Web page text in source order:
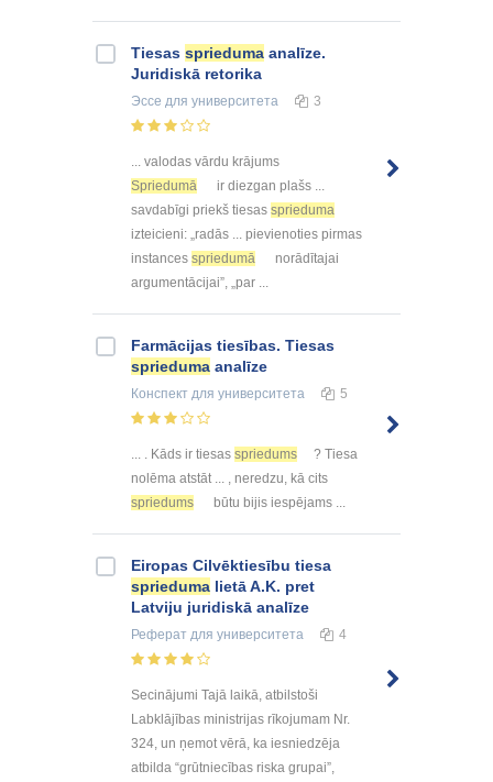
Tiesas sprieduma analīze.
Juridiskā retorika
Эссе для университета 3
... valodas vārdu krājums
Spriedumā
ir diezgan plašs ...
savdabīgi priekš tiesas sprieduma
izteicieni: „radās ... pievienoties pirmas
instances spriedumā
norādītajai
argumentācijai”, „par ...
Farmācijas tiesības. Tiesas
sprieduma analīze
Конспект для университета 5
... . Kāds ir tiesas spriedums
? Tiesa
nolēma atstāt ... , neredzu, kā cits
spriedums
būtu bijis iespējams ...
Eiropas Cilvēktiesību tiesa
sprieduma lietā A.K. pret
Latviju juridiskā analīze
Реферат для университета 4
Secinājumi Tajā laikā, atbilstoši
Labklājības ministrijas rīkojumam Nr.
324, un ņemot vērā, ka iesniedzēja
atbilda “grūtniecības riska grupai”,